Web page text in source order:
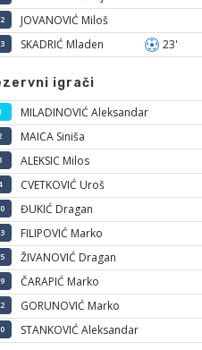
JOVANOVIĆ Miloš
SKADRIĆ Mladen 23'
igrači
MILADINOVIĆ Aleksandar
MAICA Siniša
ALEKSIC Milos
CVETKOVIĆ Uroš
ĐUKIĆ Dragan
FILIPOVIĆ Marko
ŽIVANOVIĆ Dragan
ČARAPIĆ Marko
GORUNOVIĆ Marko
STANKOVIĆ Aleksandar